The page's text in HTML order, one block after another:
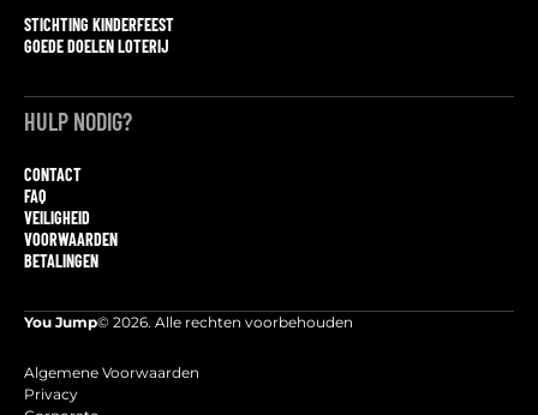
STICHTING KINDERFEEST
GOEDE DOELEN LOTERIJ
HULP NODIG?
CONTACT
FAQ
VEILIGHEID
VOORWAARDEN
BETALINGEN
You Jump© 2026. Alle rechten voorbehouden
Algemene Voorwaarden
Privacy